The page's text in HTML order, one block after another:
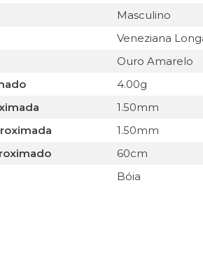
Masculino
Veneziana
Ouro Amarelo
4.00g
1.50mm
1.50mm
60cm
Bóia